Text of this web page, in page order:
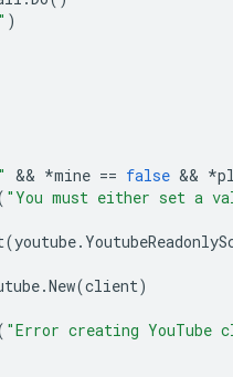
)
&& *mine == false && *
"You must either set a
(youtube.
.New(client)
"Error creating YouTube